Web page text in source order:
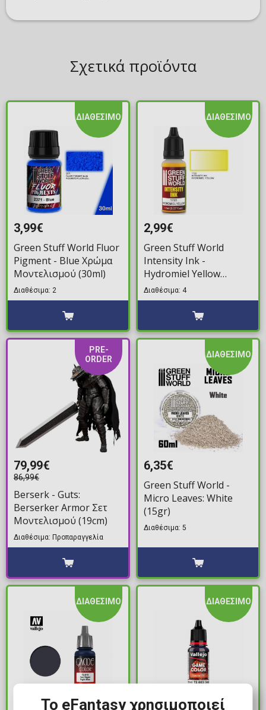
Σχετικά προϊόντα
ΔΙΑΘΕΣΙΜΟ
3,99€
Green Stuff World Fluor
Pigment - Blue Χρώμα
Μοντελισμού (30ml)
Διαθέσιμα: 2
ΔΙΑΘΕΣΙΜΟ
2,99€
Green Stuff World
Intensity Ink -
Hydromiel Yellow
Χρώμα Μοντελισμού
(17ml)
Διαθέσιμα: 4
PRE-
ORDER
79,99€
86,99€
Berserk - Guts:
Berserker Armor Σετ
Μοντελισμού (19cm)
Διαθέσιμα: Προπαραγγελία
ΔΙΑΘΕΣΙΜΟ
6,35€
Green Stuff World -
Micro Leaves: White
(15gr)
Διαθέσιμα: 5
ΔΙΑΘΕΣΙΜΟ ΔΙΑΘΕΣΙΜΟ
Το eFantasy χρησιμοποιεί